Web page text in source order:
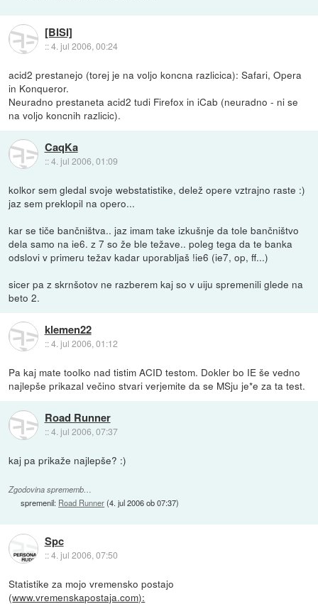
[BISI]
::4. jul 2006, 00:24
acid2 prestanejo (torej je na voljo koncna razlicica): Safari, Opera
in Konqueror.
Neuradno prestaneta acid2 tudi Firefox in iCab (neuradno - ni se
na voljo koncnih razlicic).
CaqKa
::4. jul 2006, 01:09
kolkor sem gledal svoje webstatistike, delež opere vztrajno raste :)
jaz sem preklopil na opero...
kar se tiče bančništva.. jaz imam take izkušnje da tole bančništvo
dela samo na ie6. z 7 so že ble težave.. poleg tega da te banka
odslovi v primeru težav kadar uporabljaš !ie6 (ie7, op, ff...)
sicer pa z skrnšotov ne razberem kaj so v uiju spremenili glede na
beto 2.
klemen22
::4. jul 2006, 01:12
Pa kaj mate toolko nad tistim ACID testom. Dokler bo IE še vedno
najlepše prikazal večino stvari verjemite da se MSju je*e za ta test.
Road Runner
::4. jul 2006, 07:37
kaj pa prikaže najlepše? :)
Zgodovina sprememb…
spremenil: Road Runner(4. jul 2006 ob 07:37)
Spc
::4. jul 2006, 07:50
Statistike za mojo vremensko postajo
(www.vremenskapostaja.com):